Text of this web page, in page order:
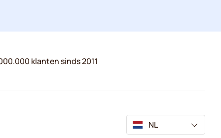
klanten sinds 2011
NL